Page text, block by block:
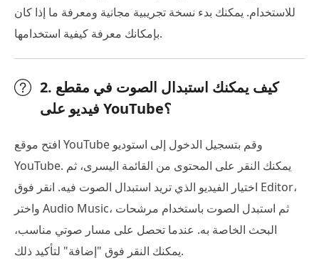
للاستخدام. يمكنك بدء نسخة تجريبية مجانية ومعرفة ما إذا كان
بإمكانك معرفة كيفية استخدامها.
2. كيف يمكنك استبدال الصوت في مقطع
فيديو على YouTube؟
افتح موقع YouTube وقم بتسجيل الدخول إلى استوديو
YouTube. يمكنك النقر على المحتوى من القائمة اليسرى، ثم
اختيار الفيديو الذي تريد استبدال الصوت فيه. انقر فوق Editor،
واختر Audio Music، ثم استبدل الصوت باستخدام مرشحات
البحث الخاصة به. عندما تحصل على مسار صوتي مناسب،
يمكنك النقر فوق "إضافة" لتأكيد ذلك.